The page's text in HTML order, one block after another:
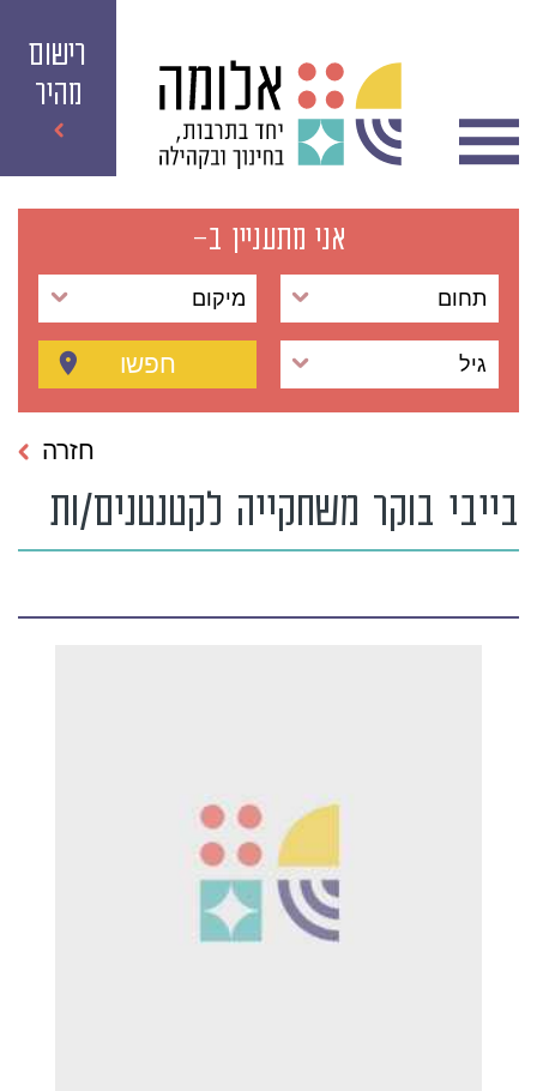
רישום
מהיר
אני מתעניין ב-
תחום מיקום
גיל חפשו
בייבי בוקר משחקייה לקטנטנים/ות
חזרה